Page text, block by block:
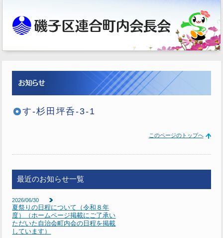
す-杉田坪呑-3-1
このページのトップへ
最近のお知らせ一覧
2026/06/30
夏祭りの日程について（令和８年
度）（ホームページ掲載にご了承い
ただいた自治会町内会の日程を掲載
しています）